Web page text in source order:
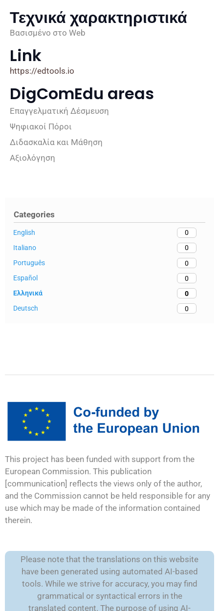
Categories
English
0
Italiano
0
Português
0
Español
0
Ελληνικά
0
Deutsch
0
Τεχνικά χαρακτηριστικά
Βασισμένο στο Web
Link
https://edtools.io
DigComEdu areas
Επαγγελματική Δέσμευση
Ψηφιακοί Πόροι
Διδασκαλία και Μάθηση
Αξιολόγηση
This project has been funded with support from the
European Commission. This publication
[communication] reflects the views only of the author,
and the Commission cannot be held responsible for any
use which may be made of the information contained
therein.
Please note that the translations on this website
have been generated using automated AI-based
tools. While we strive for accuracy, you may find
grammatical or syntactical errors in the
translated content. The purpose of using AI-